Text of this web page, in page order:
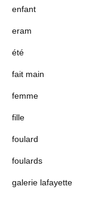
enfant
eram
été
fait main
femme
fille
foulard
foulards
galerie lafayette